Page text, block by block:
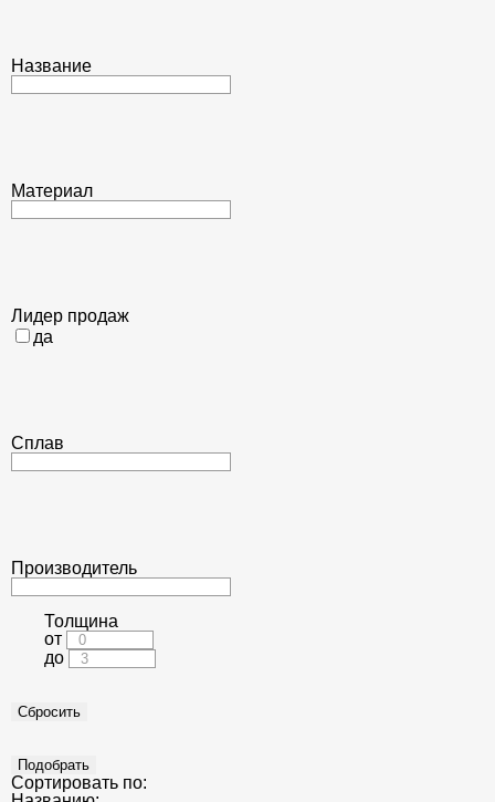
Название
Материал
Лидер продаж
да
Сплав
Производитель
Толщина
от
до
Сортировать по: